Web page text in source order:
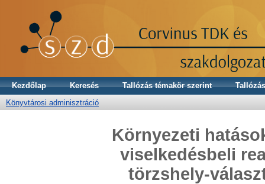
Kezdőlap Keresés Tallózás témakör szerint
Könyvtárosi adminisztráció
Környezeti
viselkedésbeli
törzshely-